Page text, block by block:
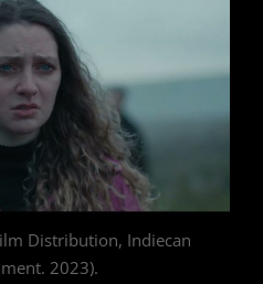
Distribution, Indiecan
2023).